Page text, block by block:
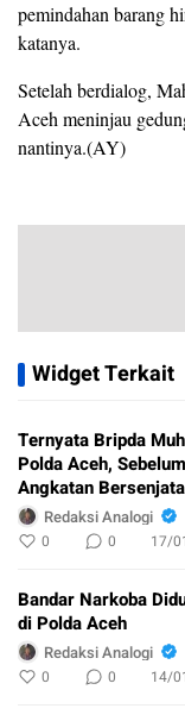
pemindahan barang
katanya.
Setelah berdialog,
Aceh meninjau
nantinya.(AY)
Widget Terkait
Ternyata Bripda
Polda Aceh,
Angkatan
Redaksi Analogi
0 0 17/
Bandar Narkoba
di Polda Aceh
Redaksi Analogi
0 0 14/